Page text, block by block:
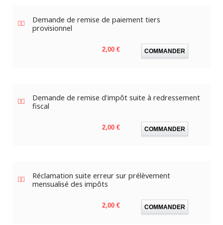
Demande de remise de paiement tiers
provisionnel
Prix
2,00 € COMMANDER
Demande de remise d'impôt suite à redressement
fiscal
Prix
2,00 € COMMANDER
Réclamation suite erreur sur prélèvement
mensualisé des impôts
Prix
2,00 € COMMANDER